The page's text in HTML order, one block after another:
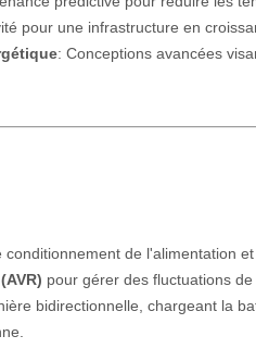
pour une infrastructure en
: Conceptions avancées
de l'alimentation
pour gérer des fluctuations
bidirectionnelle, chargeant la